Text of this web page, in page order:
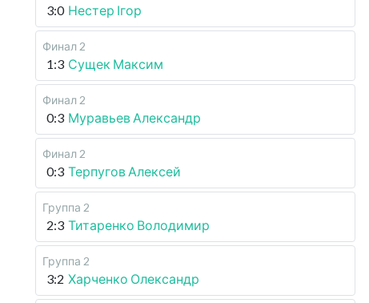
3:0 Нестер Ігор
Финал 2
1:3 Сущек Максим
Финал 2
0:3 Муравьев Александр
Финал 2
0:3 Терпугов Алексей
Группа 2
2:3 Титаренко Володимир
Группа 2
3:2 Харченко Олександр